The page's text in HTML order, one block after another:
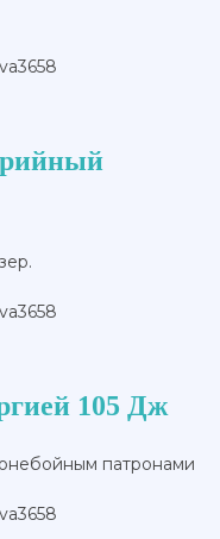
105 Дж
патронами